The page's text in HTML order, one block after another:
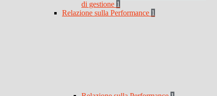
di gestione 1
Relazione sulla Performance 1